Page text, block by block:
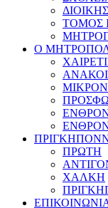
ΤΟΜΟΣ
Ο
ΠΡΩΤΗ
ΧΑΛΚΗ